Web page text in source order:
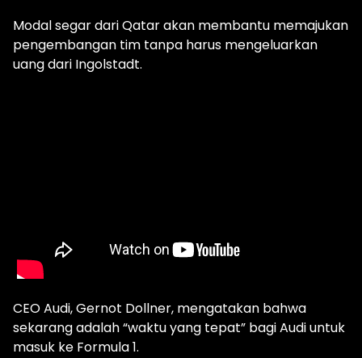
Modal segar dari Qatar akan membantu memajukan
pengembangan tim tanpa harus mengeluarkan
uang dari Ingolstadt.
CEO Audi, Gernot Dollner, mengatakan bahwa
sekarang adalah “waktu yang tepat” bagi Audi untuk
masuk ke Formula 1.